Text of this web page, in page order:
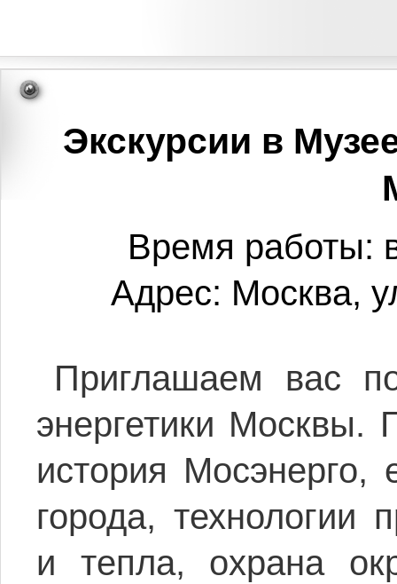
Экскурсии в
Время работы:
Адрес: Москва,
Приглашаем вас
энергетики
история Мосэнерго,
города, технологии
и тепла, охрана